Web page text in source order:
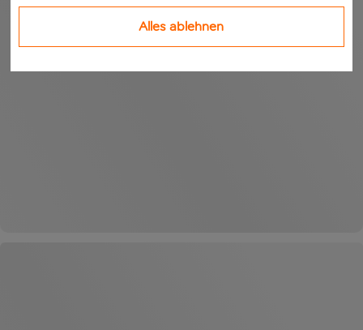
Alles ablehnen